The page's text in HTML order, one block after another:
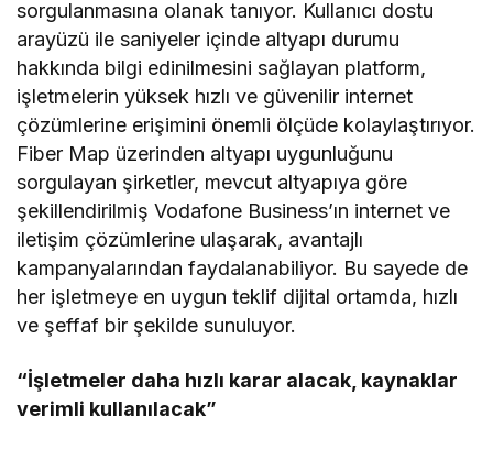
sorgulanmasına olanak tanıyor. Kullanıcı dostu
arayüzü ile saniyeler içinde altyapı durumu
hakkında bilgi edinilmesini sağlayan platform,
işletmelerin yüksek hızlı ve güvenilir internet
çözümlerine erişimini önemli ölçüde kolaylaştırıyor.
Fiber Map üzerinden altyapı uygunluğunu
sorgulayan şirketler, mevcut altyapıya göre
şekillendirilmiş Vodafone Business’ın internet ve
iletişim çözümlerine ulaşarak, avantajlı
kampanyalarından faydalanabiliyor. Bu sayede de
her işletmeye en uygun teklif dijital ortamda, hızlı
ve şeffaf bir şekilde sunuluyor.
“İşletmeler daha hızlı karar alacak, kaynaklar
verimli kullanılacak”